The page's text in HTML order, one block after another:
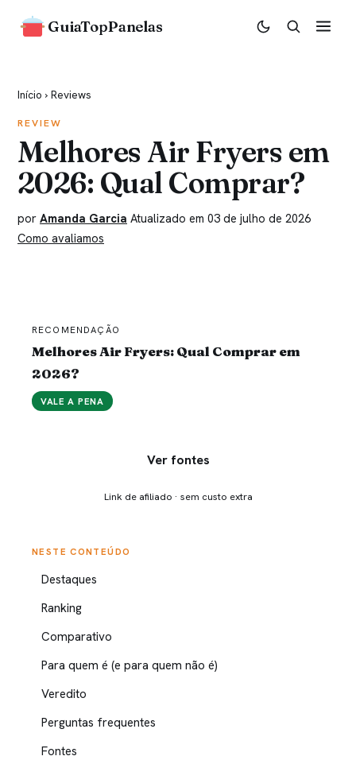
GuiaTopPanelas
Início › Reviews
REVIEW
Melhores Air Fryers em
2026: Qual Comprar?
por Amanda Garcia Atualizado em 03 de julho de 2026
Como avaliamos
RECOMENDAÇÃO
Melhores Air Fryers: Qual Comprar em
2026?
VALE A PENA
Ver fontes
Link de afiliado · sem custo extra
NESTE CONTEÚDO
Destaques
Ranking
Comparativo
Para quem é (e para quem não é)
Veredito
Perguntas frequentes
Fontes